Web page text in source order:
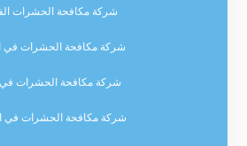
شركة مكافحة الحشرات
شركة مكافحة الحشرات في
شركة مكافحة الحشرات في
شركة مكافحة الحشرات في